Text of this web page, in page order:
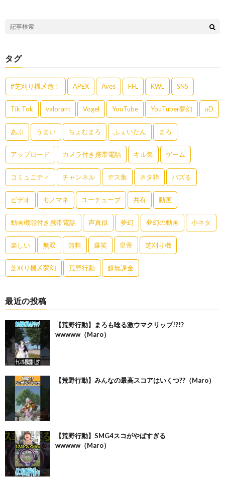
タグ
#芝刈り機〆危！ APEX Aves FFL KWL SNS
Tik Tok valorant Vogel YouTube YouTuber夢幻 αD
あぶ うまい ちょむまろ ふぇいたん まろ
アップロード カメラ付き携帯電話 キル集 ゲーム
コミュニティ チャンネル デス集 ネタ枠 バズる
ビデオ モノマネ ユーチューブ 共有 動画
動画機能付き携帯電話 声真似 夢幻 夢幻の動画 小ネタ
楽しい 無双 無料 爆笑 皇帝 芝刈り機
芝刈り機〆夢幻 荒野行動 超無課金
最近の投稿
【荒野行動】まろも唸る激ウマクリップ!?!?
wwwww（Maro）
【荒野行動】みんなの最高スコアはいくつ??（Maro）
【荒野行動】SMG4スコがやばすぎる
wwwww（Maro）